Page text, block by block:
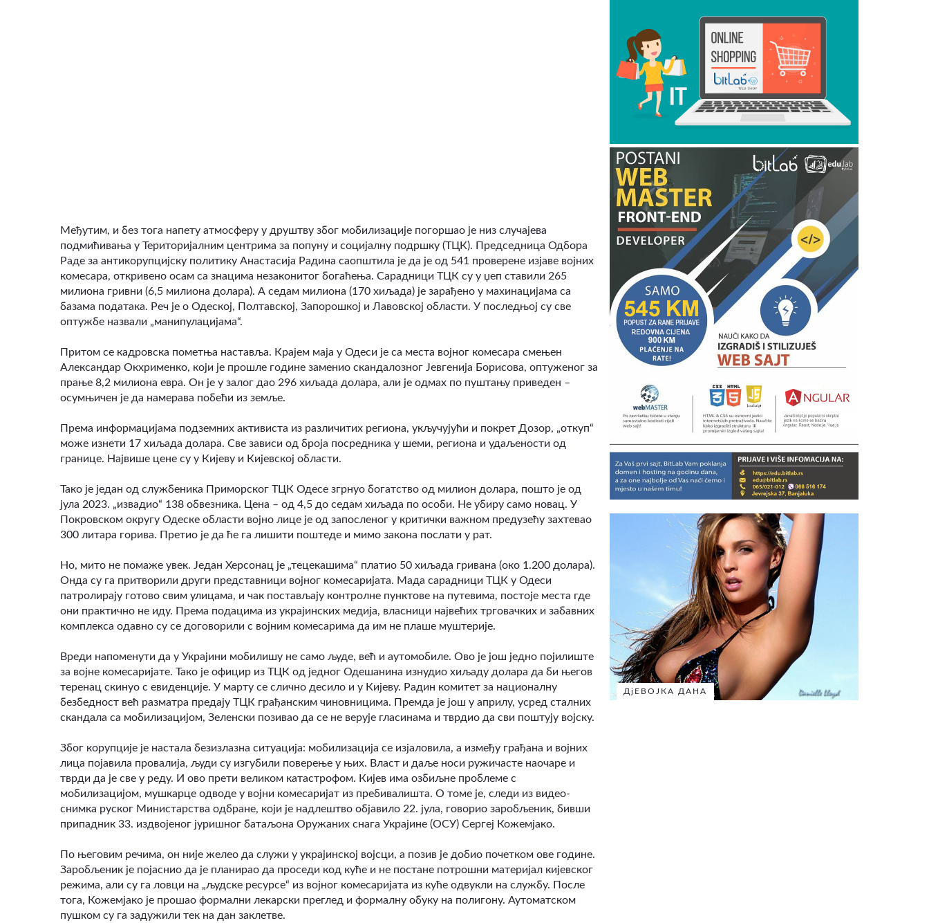
Међутим, и без тога напету атмосферу у друштву због мобилизације погоршао је низ случајева
подмићивања у Територијалним центрима за попуну и социјалну подршку (ТЦК). Председница Одбора
Раде за антикорупцијску политику Анастасија Радина саопштила је да је од 541 проверене изјаве војних
комесара, откривено осам са знацима незаконитог богаћења. Сарадници ТЦК су у џеп ставили 265
милиона гривни (6,5 милиона долара). А седам милиона (170 хиљада) је зарађено у махинацијама са
базама података. Реч је о Одеској, Полтавској, Запорошкој и Лавовској области. У последњој су све
оптужбе назвали „манипулацијама“.
Притом се кадровска пометња наставља. Крајем маја у Одеси је са места војног комесара смењен
Александар Окхрименко, који је прошле године заменио скандалозног Јевгенија Борисова, оптуженог за
прање 8,2 милиона евра. Он је у залог дао 296 хиљада долара, али је одмах по пуштању приведен –
осумњичен је да намерава побећи из земље.
Према информацијама подземних активиста из различитих региона, укључујући и покрет Дозор, „откуп“
може изнети 17 хиљада долара. Све зависи од броја посредника у шеми, региона и удаљености од
границе. Највише цене су у Кијеву и Кијевској области.
Тако је један од службеника Приморског ТЦК Одесе згрнуо богатство од милион долара, пошто је од
јула 2023. „извадио“ 138 обвезника. Цена – од 4,5 до седам хиљада по особи. Не убиру само новац. У
Покровском округу Одеске области војно лице је од запосленог у критички важном предузећу захтевао
300 литара горива. Претио је да ће га лишити поштеде и мимо закона послати у рат.
Но, мито не помаже увек. Један Херсонац је „тецекашима“ платио 50 хиљада гривана (око 1.200 долара).
Онда су га притворили други представници војног комесаријата. Мада сарадници ТЦК у Одеси
патролирају готово свим улицама, и чак постављају контролне пунктове на путевима, постоје места где
они практично не иду. Према подацима из украјинских медија, власници највећих трговачких и забавних
комплекса одавно су се договорили с војним комесарима да им не плаше муштерије.
Вреди напоменути да у Украјини мобилишу не само људе, већ и аутомобиле. Ово је још једно појилиште
за војне комесаријате. Тако је официр из ТЦК од једног Одешанина изнудио хиљаду долара да би његов
теренац скинуо с евиденције. У марту се слично десило и у Кијеву. Радин комитет за националну
безбедност већ разматра предају ТЦК грађанским чиновницима. Премда је још у априлу, усред сталних
скандала са мобилизацијом, Зеленски позивао да се не верује гласинама и тврдио да сви поштују војску.
Због корупције је настала безизлазна ситуација: мобилизација се изјаловила, а између грађана и војних
лица појавила провалија, људи су изгубили поверење у њих. Власт и даље носи ружичасте наочаре и
тврди да је све у реду. И ово прети великом катастрофом. Кијев има озбиљне проблеме с
мобилизацијом, мушкарце одводе у војни комесаријат из пребивалишта. О томе је, следи из видео-
снимка руског Министарства одбране, који је надлештво објавило 22. јула, говорио заробљеник, бивши
припадник 33. издвојеног јуришног батаљона Оружаних снага Украјине (ОСУ) Сергеј Кожемјако.
По његовим речима, он није желео да служи у украјинској војсци, а позив је добио почетком ове године.
Заробљеник је појаснио да је планирао да проседи код куће и не постане потрошни материјал кијевског
режима, али су га ловци на „људске ресурсе“ из војног комесаријата из куће одвукли на службу. После
тога, Кожемјако је прошао формални лекарски преглед и формалну обуку на полигону. Аутоматском
пушком су га задужили тек на дан заклетве.
ДјЕВОЈКА ДАНА